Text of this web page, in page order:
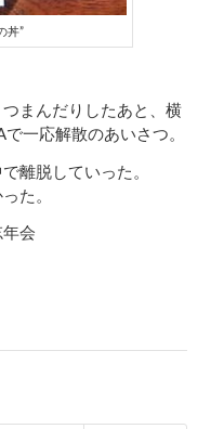
丼”
まんだりしたあと、横
一応解散のあいさつ。
離脱していった。
た。
会